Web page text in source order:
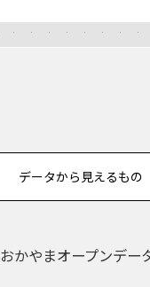
データから見えるもの
おかやまオープンデー